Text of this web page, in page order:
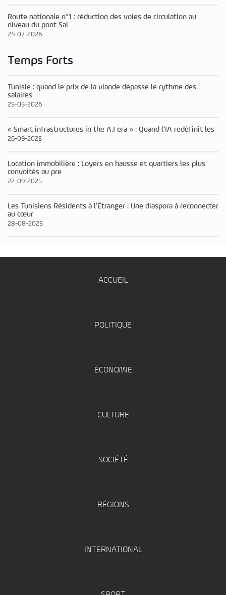
Route nationale n°1 : réduction des voies de circulation au
niveau du pont Sai
24-07-2026
Temps Forts
Tunisie : quand le prix de la viande dépasse le rythme des
salaires
25-05-2026
« Smart infrastructures in the A.I era » : Quand l’IA redéfinit les
26-09-2025
Location immobilière : Loyers en hausse et quartiers les plus
convoités au pre
22-09-2025
Les Tunisiens Résidents à l’Étranger : Une diaspora à reconnecter
au cœur
28-08-2025
ACCUEIL
POLITIQUE
ÉCONOMIE
CULTURE
SOCIÉTÉ
RÉGIONS
INTERNATIONAL